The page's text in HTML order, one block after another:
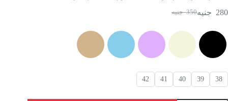
350 جنيه 280 جنيه
38
39
40
41
42